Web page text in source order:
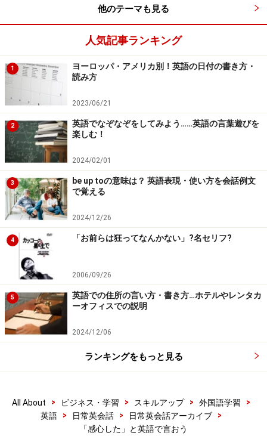
他のテーマも見る
人気記事ランキング
1
ヨーロッパ・アメリカ別！英語の日付の書き方・
読み方
2023/06/21
2
英語でなぞなぞをしてみよう……英語の言葉遊びを
楽しむ！
2024/02/01
3
be up toの意味は？ 英語表現・使い方を会話例文
で覚える
2024/12/26
4 「お前らは狂ってなんかない」?名セリフ?
2006/09/26
5
英語での住所の言い方・書き方…ホテルやレンタカ
ーオフィスでの説明
2024/12/06
ランキングをもっと見る
All About > ビジネス・学習 > スキルアップ > 外国語学習
>
英語
> 日常英会話 > 日常英会話アーカイブ
>
「感心した」と英語で言おう